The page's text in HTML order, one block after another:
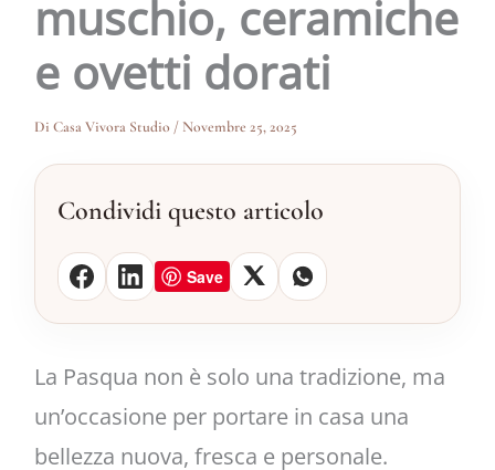
muschio, ceramiche
e ovetti dorati
Di Casa Vivora Studio/Novembre 25, 2025
Condividi questo articolo
Save
La Pasqua non è solo una tradizione, ma
un’occasione per portare in casa una
bellezza nuova, fresca e personale.